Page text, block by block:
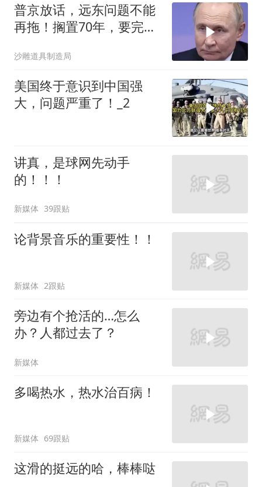
普京放话，远东问题不能
再拖！搁置70年，要完成
沙雕道具制造局
美国终于意识到中国强
大，问题严重了！_2
讲真，是球网先动手
的！！！
新媒体 39跟贴
论背景音乐的重要性！！
新媒体 2跟贴
旁边有个抢活的…怎么
办？人都过去了？
新媒体
多喝热水，热水治百病！
新媒体 69跟贴
这滑的挺远的哈，棒棒哒